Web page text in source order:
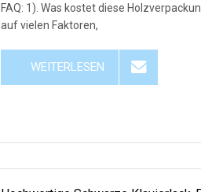
FAQ: 1). Was kostet diese Holzverpackungsbox? Da wir OEM-Designs durchführen, basiert der Preis
auf vielen Faktoren,
WEITERLESEN